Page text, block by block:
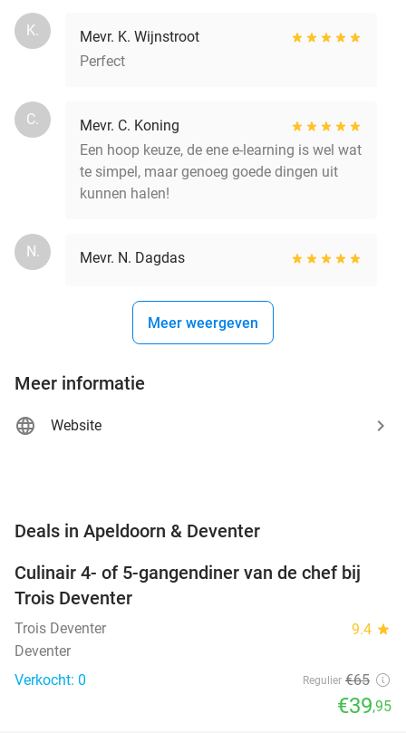
K.
Mevr. K. Wijnstroot
Perfect
C.
Mevr. C. Koning
Een hoop keuze, de ene e-learning is wel wat
te simpel, maar genoeg goede dingen uit
kunnen halen!
N. Mevr. N. Dagdas
Meer weergeven
Meer informatie
Website
Deals in Apeldoorn & Deventer
39%
TODAY
Culinair 4- of 5-gangendiner van de chef bij
Trois Deventer
Trois Deventer 9.4 star
Deventer
Verkocht: 0
Regulier €65
€39,95